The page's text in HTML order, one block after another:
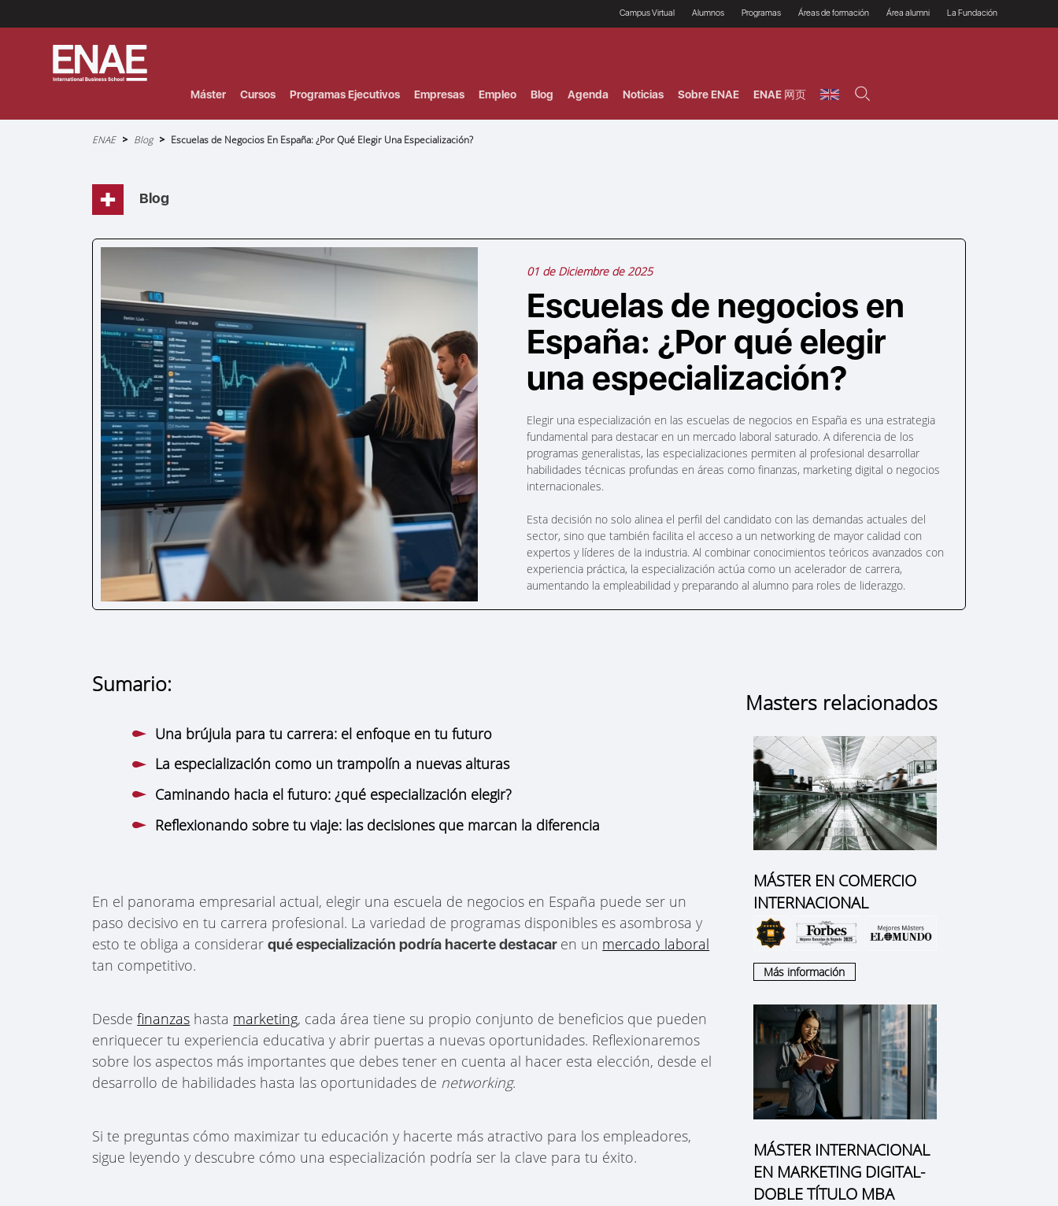
Campus Virtual Alumnos
Prácticas en empresas
Programas
Programas Ejecutivos
Áreas de formación
Riesgos
Área alumni La Fundación
Máster Cursos Programas Ejecutivos Empresas Empleo Blog Agenda Noticias Sobre ENAE ENAE 网页
Sobrescribir
la
navegación
ENAE Blog Escuelas de Negocios En España: ¿Por Qué Elegir Una Especialización?
Blog
01 de Diciembre de 2025
Escuelas de negocios en
España: ¿Por qué elegir
una especialización?
Elegir una especialización en las escuelas de negocios en España es una estrategia
fundamental para destacar en un mercado laboral saturado. A diferencia de los
programas generalistas, las especializaciones permiten al profesional desarrollar
habilidades técnicas profundas en áreas como finanzas, marketing digital o negocios
internacionales.
Esta decisión no solo alinea el perfil del candidato con las demandas actuales del
sector, sino que también facilita el acceso a un networking de mayor calidad con
expertos y líderes de la industria. Al combinar conocimientos teóricos avanzados con
experiencia práctica, la especialización actúa como un acelerador de carrera,
aumentando la empleabilidad y preparando al alumno para roles de liderazgo.
Sumario:
Una brújula para tu carrera: el enfoque en tu futuro
La especialización como un trampolín a nuevas alturas
Caminando hacia el futuro: ¿qué especialización elegir?
Reflexionando sobre tu viaje: las decisiones que marcan la diferencia
En el panorama empresarial actual, elegir una escuela de negocios en España puede ser un
paso decisivo en tu carrera profesional. La variedad de programas disponibles es asombrosa y
esto te obliga a considerarqué especialización podría hacerte destacar en un mercado laboral
tan competitivo.
Desdefinanzas hasta marketing, cada área tiene su propio conjunto de beneficios que pueden
enriquecer tu experiencia educativa y abrir puertas a nuevas oportunidades. Reflexionaremos
sobre los aspectos más importantes que debes tener en cuenta al hacer esta elección, desde el
desarrollo de habilidades hasta las oportunidades de networking.
Si te preguntas cómo maximizar tu educación y hacerte más atractivo para los empleadores,
sigue leyendo y descubre cómo una especialización podría ser la clave para tu éxito.
Masters relacionados
MÁSTER EN COMERCIO
INTERNACIONAL
Más información
MÁSTER INTERNACIONAL
EN MARKETING DIGITAL-
DOBLE TÍTULO MBA